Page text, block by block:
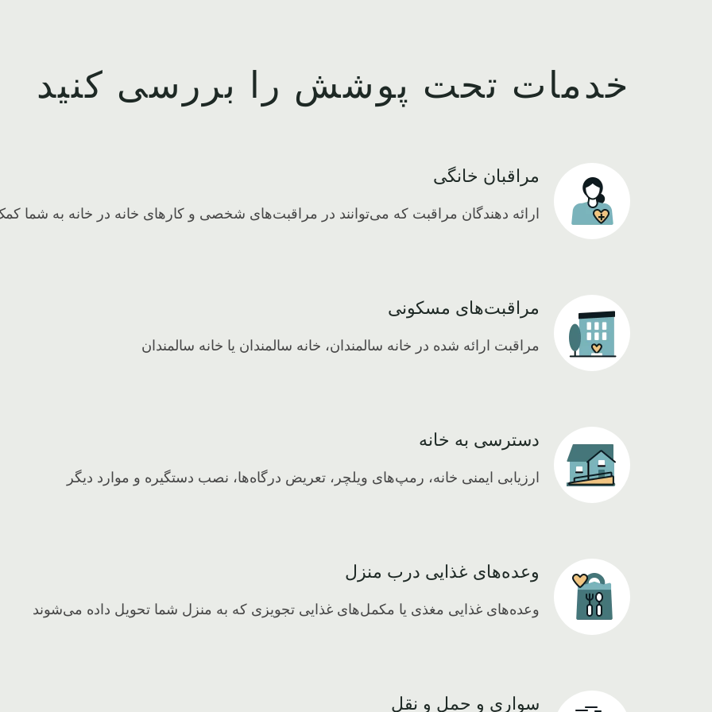
خدمات تحت پوشش را بررسی کنید
Icon مراقبان خانگی
ارائه دهندگان مراقبت که می‌توانند در مراقبت‌های شخصی و کارهای خانه در خانه به شما
Icon مراقبت‌های مسکونی
مراقبت ارائه شده در خانه سالمندان، خانه سالمندان یا خانه سالمندان
Icon دسترسی به خانه
ارزیابی ایمنی خانه، رمپ‌های ویلچر، تعریض درگاه‌ها، نصب دستگیره و موارد دیگر
Icon وعده‌های غذایی درب منزل
وعده‌های غذایی مغذی یا مکمل‌های غذایی تجویزی که به منزل شما تحویل داده می‌شوند
سواری و حمل و نقل